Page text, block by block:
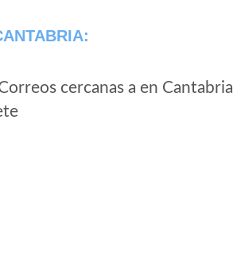
cercanas a en Cantabria